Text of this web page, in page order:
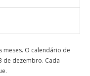
O calendário de
de dezembro. Cada